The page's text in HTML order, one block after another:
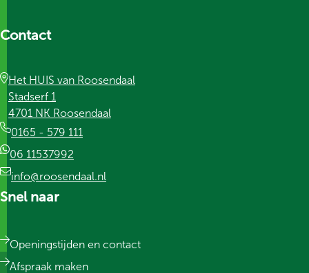
Contact
Het HUIS van Roosendaal
Stadserf 1
4701 NK Roosendaal
0165 - 579 111
06 11537992
info@roosendaal.nl
Snel naar
Openingstijden en contact
Afspraak maken